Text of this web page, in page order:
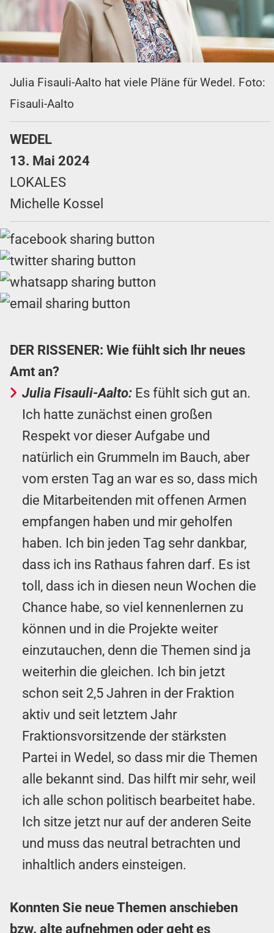
Julia Fisauli-Aalto hat viele Pläne für Wedel. Foto:
Fisauli-Aalto
WEDEL
13. Mai 2024
LOKALES
Michelle Kossel
DER RISSENER: Wie fühlt sich Ihr neues
Amt an?
Julia Fisauli-Aalto: Es fühlt sich gut an.
Ich hatte zunächst einen großen
Respekt vor dieser Aufgabe und
natürlich ein Grummeln im Bauch, aber
vom ersten Tag an war es so, dass mich
die Mitarbeitenden mit offenen Armen
empfangen haben und mir geholfen
haben. Ich bin jeden Tag sehr dankbar,
dass ich ins Rathaus fahren darf. Es ist
toll, dass ich in diesen neun Wochen die
Chance habe, so viel kennenlernen zu
können und in die Projekte weiter
einzutauchen, denn die Themen sind ja
weiterhin die gleichen. Ich bin jetzt
schon seit 2,5 Jahren in der Fraktion
aktiv und seit letztem Jahr
Fraktionsvorsitzende der stärksten
Partei in Wedel, so dass mir die Themen
alle bekannt sind. Das hilft mir sehr, weil
ich alle schon politisch bearbeitet habe.
Ich sitze jetzt nur auf der anderen Seite
und muss das neutral betrachten und
inhaltlich anders einsteigen.
Konnten Sie neue Themen anschieben
bzw. alte aufnehmen oder geht es